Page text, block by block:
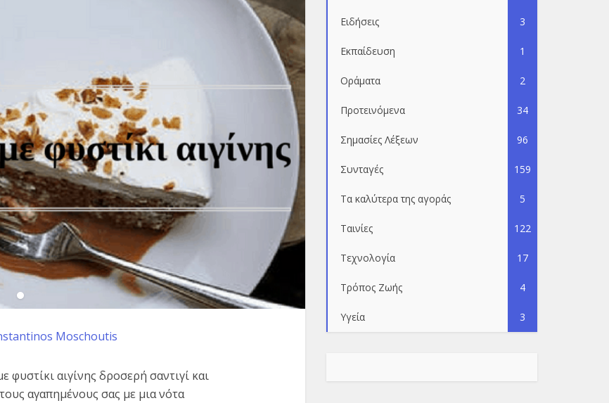
Moschoutis
φυστίκι αιγίνης δροσερή σαντιγί και
αγαπημένους σας με μια νότα
Ειδήσεις 3
Εκπαίδευση 1
Οράματα 2
Προτεινόμενα 34
Σημασίες Λέξεων 96
Συνταγές 159
Τα καλύτερα της αγοράς 5
Ταινίες 122
Τεχνολογία 17
Τρόπος Ζωής 4
Υγεία 3